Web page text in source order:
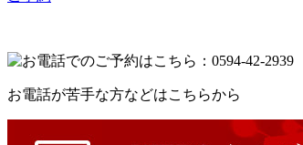
お電話が苦手な方などはこちらから